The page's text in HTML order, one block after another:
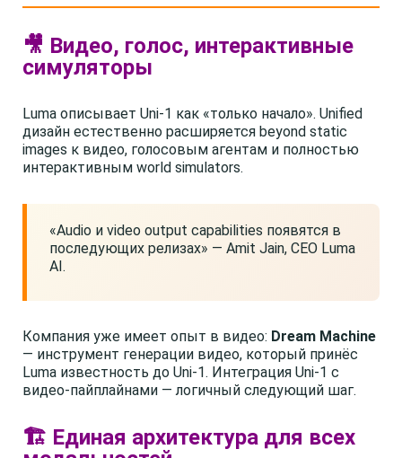
🎥 Видео, голос, интерактивные
симуляторы
Luma описывает Uni-1 как «только начало». Unified
дизайн естественно расширяется beyond static
images к видео, голосовым агентам и полностью
интерактивным world simulators.
«Audio и video output capabilities появятся в
последующих релизах» — Amit Jain, CEO Luma
AI.
Компания уже имеет опыт в видео: Dream Machine
— инструмент генерации видео, который принёс
Luma известность до Uni-1. Интеграция Uni-1 с
видео-пайплайнами — логичный следующий шаг.
🏗️ Единая архитектура для всех